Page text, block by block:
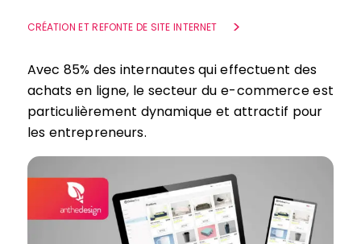
CRÉATION ET REFONTE DE SITE INTERNET
Avec 85% des internautes qui effectuent des
achats en ligne, le secteur du e-commerce est
particulièrement dynamique et attractif pour
les entrepreneurs.